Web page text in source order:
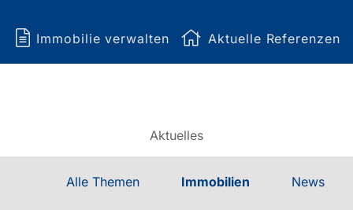
Immobilie verwalten Aktuelle Referenzen
Aktuelles
Alle Themen Immobilien News